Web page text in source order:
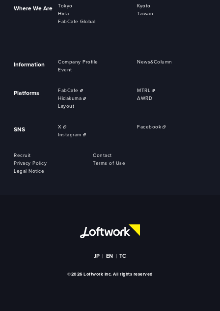
Where We Are Tokyo
Kyoto
Hida
Taiwan
FabCafe Global
Information Company Profile
News&Column
Event
Platforms FabCafe
MTRL
Hidakuma
AWRD
Layout
SNS X
Facebook
Instagram
Recruit
Contact
Privacy Policy
Terms of Use
Legal Notice
JP EN TC
©2026 Loftwork Inc. All rights reserved